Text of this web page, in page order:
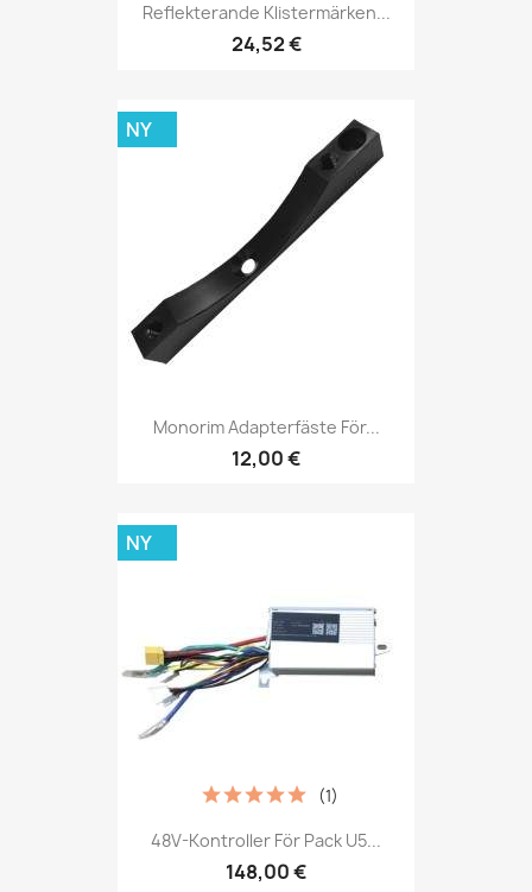
Reflekterande Klistermärken...
24,52 €
Monorim Adapterfäste För...
12,00 €
NY
48V-Kontroller För Pack U5...
148,00 €
(1)
NY